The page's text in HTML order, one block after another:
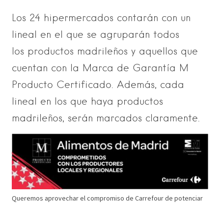
Los 24 hipermercados contarán con un
lineal en el que se agruparán todos
los productos madrileños y aquellos que
cuentan con la Marca de Garantía M
Producto Certificado. Además, cada
lineal en los que haya productos
madrileños, serán marcados claramente.
Queremos aprovechar el compromiso de Carrefour de potenciar